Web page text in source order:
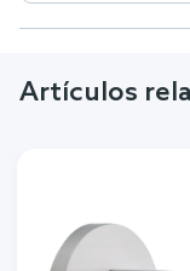
Artículos